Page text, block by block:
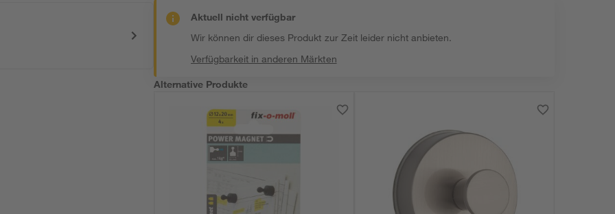
Aktuell nicht verfügbar
Wir können dir dieses Produkt zur Zeit leider nicht anbieten.
Verfügbarkeit in anderen Märkten
Alternative Produkte